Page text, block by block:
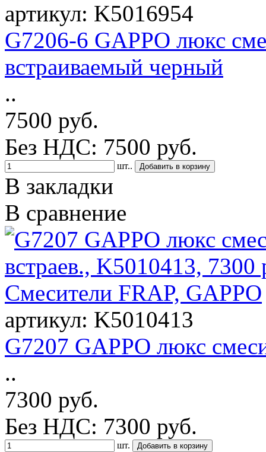
артикул: K5016954
G7206-6 GAPPO люкс
встраиваемый черный
..
7500 руб.
Без НДС: 7500 руб.
шт..
В закладки
В сравнение
артикул: K5010413
G7207 GAPPO люкс
..
7300 руб.
Без НДС: 7300 руб.
шт.